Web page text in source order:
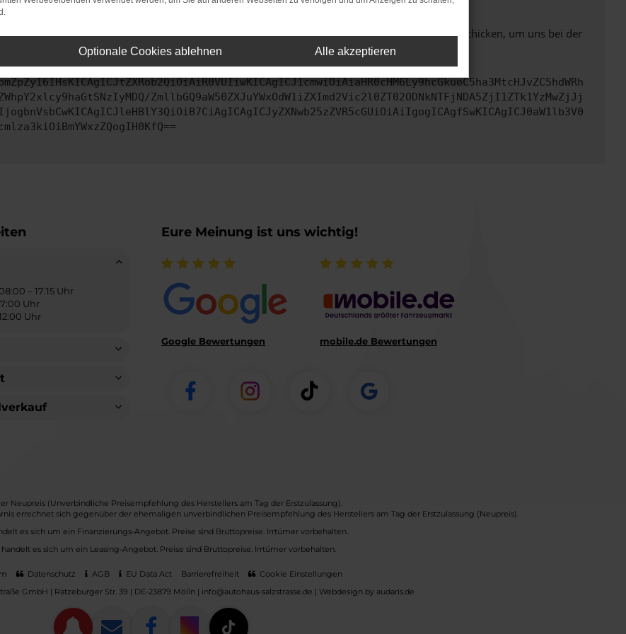
uns bitte. Wir werden versuchen, das Problem zu beheben. Du kannst uns diesen Text schicken, um uns bei der
ZmllbGQ9aW50ZXJuYWxOdW1iZXImd2Vic2l0ZT02ODNkNTFjNDA5ZjI1ZTk1YzMwZjJj
– 17:15 Uhr
Uhr
Uhr
Eure Meinung ist uns wichtig!
Google Bewertungen mobile.de Bewertungen
Neupreis (Unverbindliche Preisempfehlung des Herstellers am Tag der Erstzulassung).
errechnet sich gegenüber der ehemaligen unverbindlichen Preisempfehlung des Herstellers am Tag der Erstzulassung (Neupreis).
es sich um ein Finanzierungs-Angebot. Preise sind Bruttopreise. Irrtümer vorbehalten.
es sich um ein Leasing-Angebot. Preise sind Bruttopreise. Irrtümer vorbehalten.
Datenschutz AGB EU Data Act Barrierefreiheit
Cookie Einstellungen
GmbH | Ratzeburger Str. 39 | DE-23879 Mölln | info@autohaus-salzstrasse.de | Webdesign by audaris.de
Optionale Cookies ablehnen Alle akzeptieren